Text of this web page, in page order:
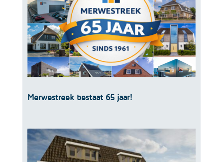
Merwestreek bestaat 65 jaar!